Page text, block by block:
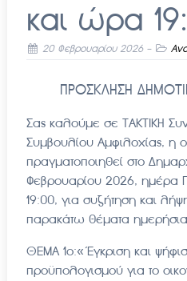
και ώρα
20 Φεβρουαρίου 2026-
ΠΡΟΣΚΛΗΣΗ
Σας καλούμε σε ΤΑΚΤΙΚΗ
Συμβουλίου Αμφιλοχίας, η
πραγματοποιηθεί στο
Φεβρουαρίου 2026, ημέρα
19:00, για συζήτηση και
παρακάτω θέματα
ΘΕΜΑ 1ο:« Έγκριση και
προϋπολογισμού για το